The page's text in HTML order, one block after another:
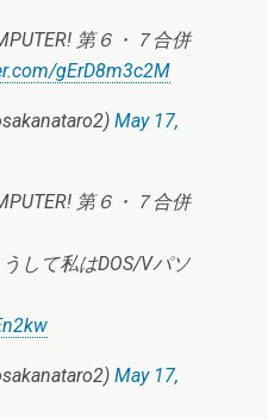
第６・７合併
gErD8m3c2M
May 17,
第６・７合併
して私はDOS/Vパソ
May 17,